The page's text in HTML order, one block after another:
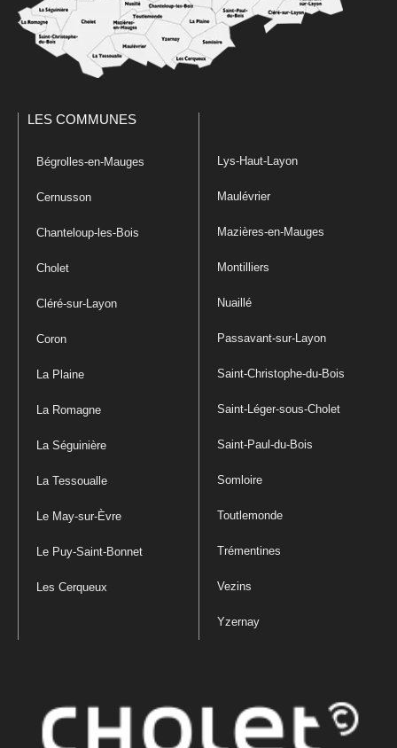
LES COMMUNES
Bégrolles-en-Mauges
Cernusson
Chanteloup-les-Bois
Cholet
Cléré-sur-Layon
Coron
La Plaine
La Romagne
La Séguinière
La Tessoualle
Le May-sur-Èvre
Le Puy-Saint-Bonnet
Les Cerqueux
Lys-Haut-Layon
Maulévrier
Mazières-en-Mauges
Montilliers
Nuaillé
Passavant-sur-Layon
Saint-Christophe-du-Bois
Saint-Léger-sous-Cholet
Saint-Paul-du-Bois
Somloire
Toutlemonde
Trémentines
Vezins
Yzernay